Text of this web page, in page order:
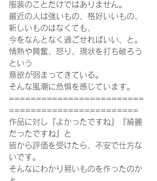
服装のことだけではありません。
最近の人は強いもの、格好いいもの、
新しいものはなくても、
今をなんとなく過ごせればいい、と。
情熱や興奮、怒り、現状を打ち破ろう
という
意欲が弱まってきている。
そんな風潮に危惧を感じています。
=========================
========================
作品に対し『よかったですね』『綺麗
だったですね』と
皆から評価を受けたら、不安で仕方な
いです。
そんなにわかり易いものを作ったのか